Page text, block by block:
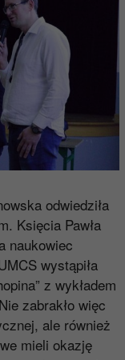
odwiedziła
Księcia Pawła
naukowiec
wystąpiła
z wykładem
zabrakło więc
ale również
mieli okazję